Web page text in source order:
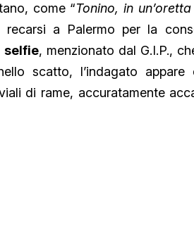
come “Tonino, in
recarsi a Palermo per la
selfie, menzionato dal G.I.P.,
scatto, l’indagato
di rame, accuratamente